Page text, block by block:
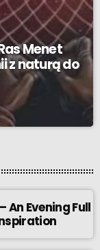
Menet
z naturą do
An Evening Full